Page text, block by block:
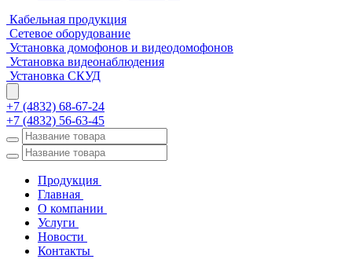
Кабельная продукция
Сетевое оборудование
Установка домофонов и видеодомофонов
Установка видеонаблюдения
Установка СКУД
+7 (4832) 68-67-24
+7 (4832) 56-63-45
Продукция
Главная
О компании
Услуги
Новости
Контакты